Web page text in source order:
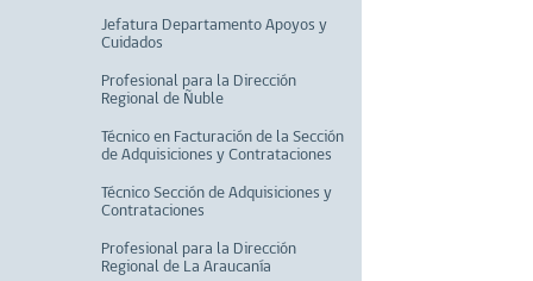
Jefatura Departamento Apoyos y
Cuidados
Profesional para la Dirección
Regional de Ñuble
Técnico en Facturación de la Sección
de Adquisiciones y Contrataciones
Técnico Sección de Adquisiciones y
Contrataciones
Profesional para la Dirección
Regional de La Araucanía